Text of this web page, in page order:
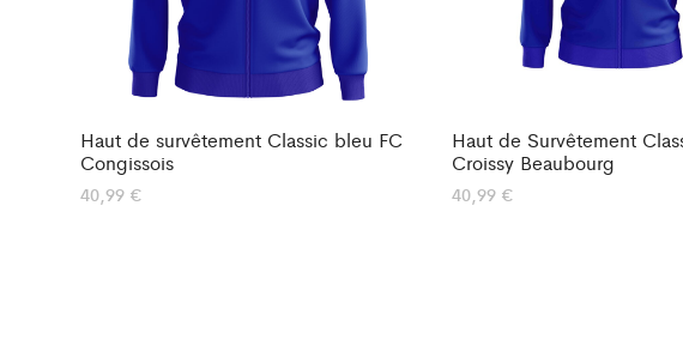
Haut de survêtement Classic bleu FC
Congissois
40,99 €
Haut de Survêtement
Croissy Beaubourg
40,99 €